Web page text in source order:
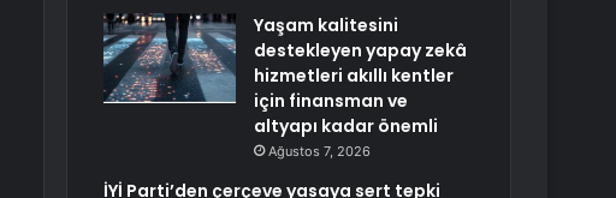
Yaşam kalitesini
destekleyen yapay zekâ
hizmetleri akıllı kentler
için finansman ve
altyapı kadar önemli
Ağustos 7, 2026
İYİ Parti’den çerçeve yasaya sert tepki